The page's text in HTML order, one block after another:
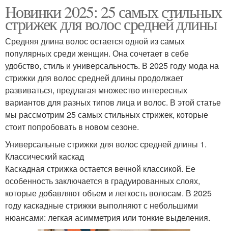
Новинки 2025: 25 самых стильных
стрижек для волос средней длины
Средняя длина волос остается одной из самых
популярных среди женщин. Она сочетает в себе
удобство, стиль и универсальность. В 2025 году мода на
стрижки для волос средней длины продолжает
развиваться, предлагая множество интересных
вариантов для разных типов лица и волос. В этой статье
мы рассмотрим 25 самых стильных стрижек, которые
стоит попробовать в новом сезоне.
Универсальные стрижки для волос средней длины 1.
Классический каскад
Каскадная стрижка остается вечной классикой. Ее
особенность заключается в градуированных слоях,
которые добавляют объем и легкость волосам. В 2025
году каскадные стрижки выполняют с небольшими
нюансами: легкая асимметрия или тонкие выделения.